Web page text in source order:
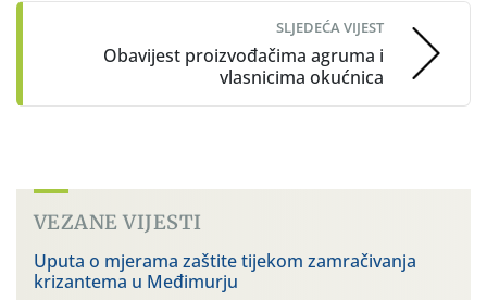
SLJEDEĆA VIJEST
Obavijest proizvođačima agruma i
vlasnicima okućnica
VEZANE VIJESTI
Uputa o mjerama zaštite tijekom zamračivanja
krizantema u Međimurju